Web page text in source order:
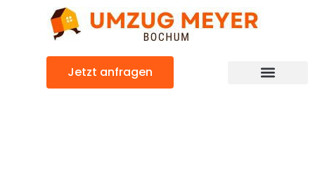
Jetzt anfragen